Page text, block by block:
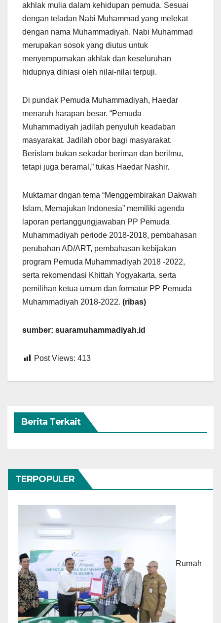
akhlak mulia dalam kehidupan pemuda. Sesuai
dengan teladan Nabi Muhammad yang melekat
dengan nama Muhammadiyah. Nabi Muhammad
merupakan sosok yang diutus untuk
menyempurnakan akhlak dan keseluruhan
hidupnya dihiasi oleh nilai-nilai terpuji.
Di pundak Pemuda Muhammadiyah, Haedar
menaruh harapan besar. “Pemuda
Muhammadiyah jadilah penyuluh keadaban
masyarakat. Jadilah obor bagi masyarakat.
Berislam bukan sekadar beriman dan berilmu,
tetapi juga beramal,” tukas Haedar Nashir.
Muktamar dngan tema “Menggembirakan Dakwah
Islam, Memajukan Indonesia” memiliki agenda
laporan pertanggungjawaban PP Pemuda
Muhammadiyah periode 2018-2018, pembahasan
perubahan AD/ART, pembahasan kebijakan
program Pemuda Muhammadiyah 2018 -2022,
serta rekomendasi Khittah Yogyakarta, serta
pemilihan ketua umum dan formatur PP Pemuda
Muhammadiyah 2018-2022. (ribas)
sumber: suaramuhammadiyah.id
Post Views: 413
Berita Terkait
TERPOPULER
Rumah